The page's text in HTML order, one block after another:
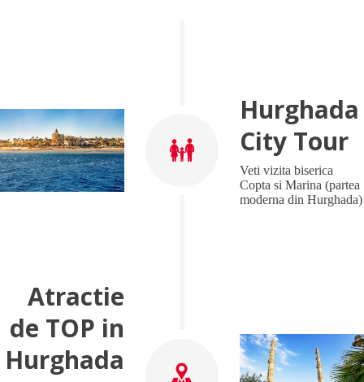
Hurghada
City Tour
Veti vizita biserica
Copta si Marina (partea
moderna din Hurghada)
Atractie
de TOP in
Hurghada